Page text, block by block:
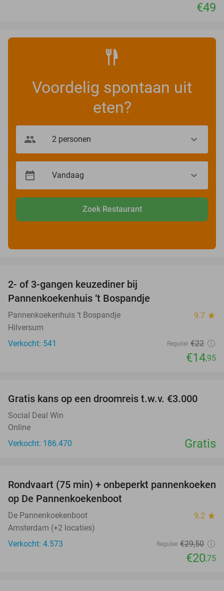
€49
Voordelig spontaan uit
eten?
Zoek Restaurant
2- of 3-gangen keuzediner bij
Pannenkoekenhuis ‘t Bospandje
Pannenkoekenhuis ‘t Bospandje 9.7 star
Hilversum
Verkocht: 541
Regulier €22
€14,95
Gratis kans op een droomreis t.w.v. €3.000
Social Deal Win
Online
Verkocht: 186.470
Gratis
30%
Rondvaart (75 min) + onbeperkt pannenkoeken
op De Pannenkoekenboot
De Pannenkoekenboot 9.2 star
Amsterdam (+2 locaties)
Verkocht: 4.573
Regulier €29,50
€20,75